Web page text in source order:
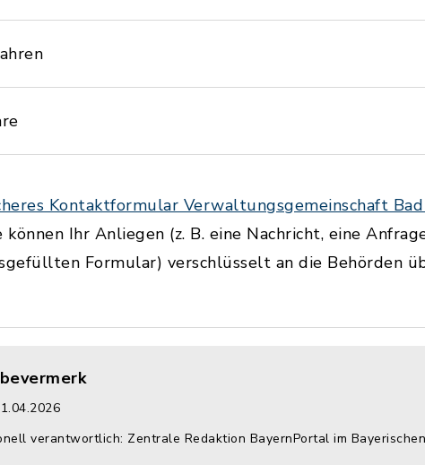
Kontaktformular Verwaltungsgemeinschaft Bad
können Ihr Anliegen (z. B. eine Nachricht, eine
Formular) verschlüsselt an die Behörden
verantwortlich: Zentrale Redaktion BayernPortal im